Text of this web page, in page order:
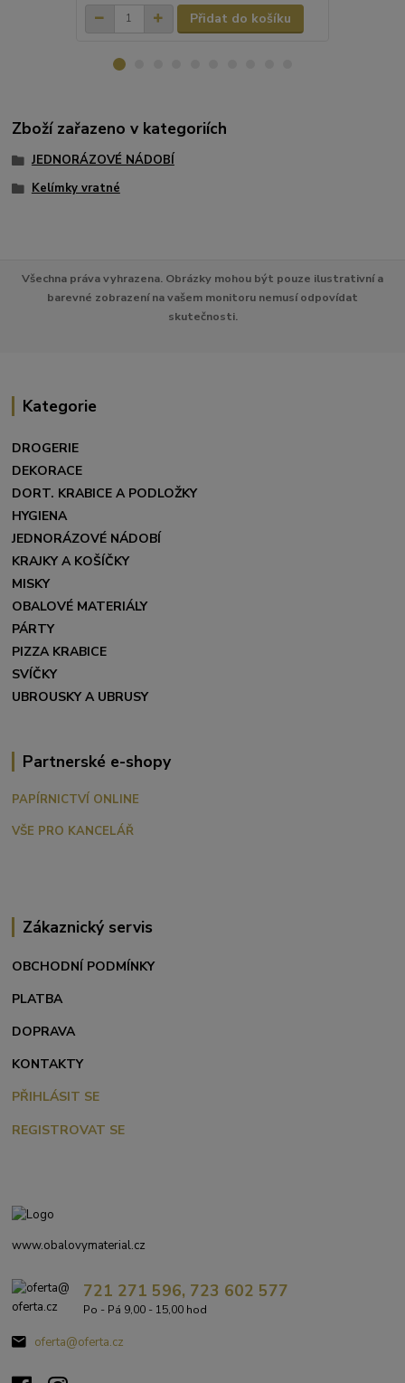
Přidat do košíku
Zboží zařazeno v kategoriích
JEDNORÁZOVÉ NÁDOBÍ
Kelímky vratné
Všechna práva vyhrazena. Obrázky mohou být pouze ilustrativní a
barevné zobrazení na vašem monitoru nemusí odpovídat
skutečnosti.
Kategorie
DROGERIE
DEKORACE
DORT. KRABICE A PODLOŽKY
HYGIENA
JEDNORÁZOVÉ NÁDOBÍ
KRAJKY A KOŠÍČKY
MISKY
OBALOVÉ MATERIÁLY
PÁRTY
PIZZA KRABICE
SVÍČKY
UBROUSKY A UBRUSY
Partnerské e-shopy
PAPÍRNICTVÍ ONLINE
VŠE PRO KANCELÁŘ
Zákaznický servis
OBCHODNÍ PODMÍNKY
PLATBA
DOPRAVA
KONTAKTY
PŘIHLÁSIT SE
REGISTROVAT SE
www.obalovymaterial.cz
721 271 596, 723 602 577
Po - Pá 9,00 - 15,00 hod
oferta@oferta.cz